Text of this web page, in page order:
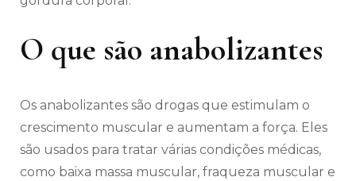
O que são anabolizantes
Os anabolizantes são drogas que estimulam o
crescimento muscular e aumentam a força. Eles
são usados para tratar várias condições médicas,
como baixa massa muscular, fraqueza muscular e